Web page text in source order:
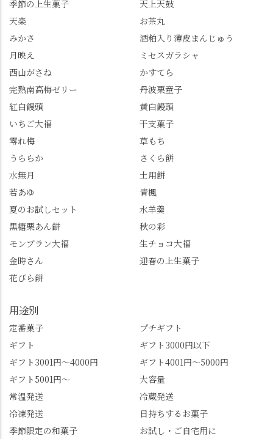
の和菓子。 完熟南紅梅
を実施中。期限は
7/26（日）。但し、「み
ずは北川」のアプリ会
ゼリーは生の写真を撮
りたかったのですが、
崩れてしまいました。
リ会員の登録はほんと
うにおすすめ。ポイン
トもすぐに貯まります
し、いろんな特典もあ
していない人はぜひこ
の機会に会員登録もし
てみてね。 みなさんは
この中で気になったも
すめ品ばかりです。よ
かったらぜひこの機会
北川🍡 住所 長岡京市う
ぐいす台1-3 TEL 075-
954-0400 営業時間 10:00
@mizuha_kitagawa #セン
ス長岡京 #SENSE長岡
たら、上の方にはまだ
瑞々しい花がたくさん
✨ちょうどこの日から
始まった「あじさい供
養」で、池に浮かぶあ
じさいにも出会えるか
も。 天然記念物の「遊
龍の松」は、地を這う
ように伸びる主幹がま
える迫力！そして桂昌
院お手植えと伝わる樹
齢300年超のしだれ
桜。"玉の輿"の語源に
院と徳川綱吉の、教科
書がひっくり返るよう
な再評価のお話まで聞
景、もっと知られてほ
しい！ 🍋締めは「みず
話題のレモンわらび餅
と、夏季限定・竹筒入
り水ようかん「清竹」
んな大満足の笑顔😋 さ
らに日高さんから、な
季節の上生菓子
天上天鼓
天楽
お茶丸
みかさ
酒粕入り薄皮まんじゅう
月映え
ミセスガラシャ
西山がさね
かすてら
完熟南高梅ゼリー
丹波栗童子
紅白饅頭
黄白饅頭
いちご大福
干支菓子
零れ梅
草もち
うららか
さくら餅
水無月
土用餅
若あゆ
青楓
夏のお試しセット
水羊羹
黒糖栗あん餅
秋の彩
モンブラン大福
生チョコ大福
金時さん
迎春の上生菓子
花びら餅
用途別
定番菓子
プチギフト
ギフト
ギフト3000円以下
ギフト3001円～4000円
ギフト4001円～5000円
ギフト5001円～
大容量
常温発送
冷蔵発送
冷凍発送
日持ちするお菓子
季節限定の和菓子
お試し・ご自宅用に